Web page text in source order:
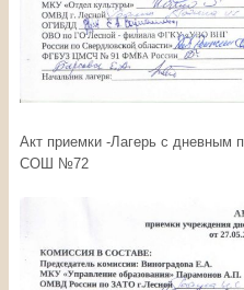
Акт приемки -Лагерь с
СОШ №72